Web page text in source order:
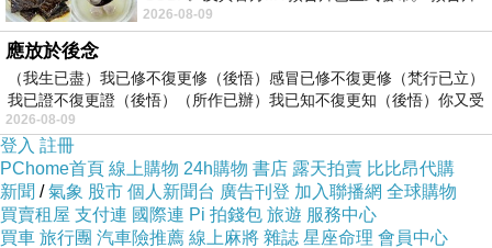
一經發布， 就引發了粉絲們對這次夏季回
2026-08-09
應放於後念
（我生已盡）我已修不復更修（後悟）感冒已修不復更修（梵行已立）
我已證不復更證（後悟）（所作已辦）我已知不復更知（後悟）你又受
2026-08-09
登入 註冊
PChome首頁 線上購物 24h購物 書店 露天拍賣 比比昂代購
新聞 /氣象 股市 個人新聞台 廣告刊登 加入聯播網 全球購物
買賣租屋 支付連 國際連 Pi 拍錢包 旅遊 服務中心
買車 旅行團 汽車險推薦 線上麻將 雜誌 星座命理 會員中心